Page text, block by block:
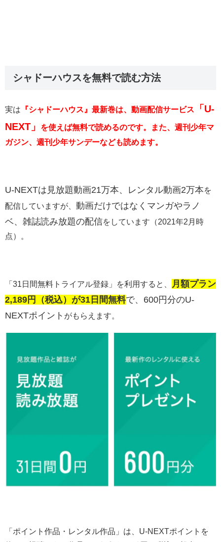
シャドーハウスを無料で読む方法
実は 『シャドーハウス』最新巻は、動画配信サービス
「U-
NEXT」
を使えば無料で読めるのです。また、週刊少年マ
ガジン、週刊少年サンデーなども読めます。
U-NEXTは 見放題動画21万本、レンタル動画2万本を
配信していますが、 動画だけではなくマンガやラノ
ベ、雑誌読み放題の配信をしています（2021年2月時
点）。
「31日間無料トライアル登録」を利用すると、
月額プラン
2,189円（税込）が31日間無料で、600円分のU-
NEXTポイント がもらえます。
「ポイント作品・レンタル作品」は、U-NEXTポイントを